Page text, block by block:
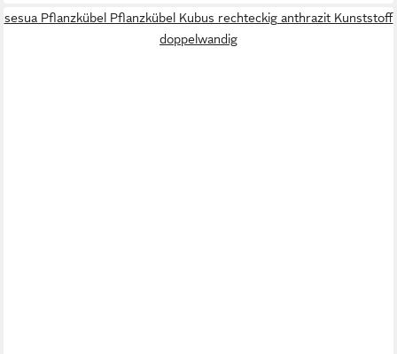
sesua Pflanzkübel Pflanzkübel Kubus rechteckig anthrazit Kunststoff
doppelwandig